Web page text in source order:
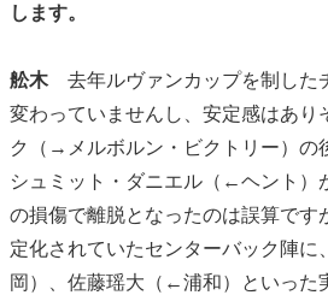
します。
舩木去年ルヴァンカップを制した
変わっていませんし、安定感はあり
ク（→メルボルン・ビクトリー）の
シュミット・ダニエル（←ヘント）
の損傷で離脱となったのは誤算です
定化されていたセンターバック陣
岡）、佐藤瑶大（←浦和）といった